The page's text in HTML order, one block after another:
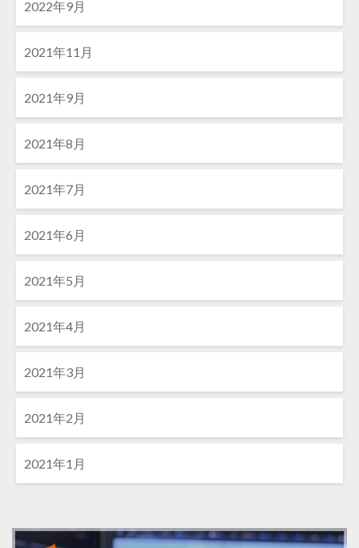
2022年9月
2021年11月
2021年9月
2021年8月
2021年7月
2021年6月
2021年5月
2021年4月
2021年3月
2021年2月
2021年1月